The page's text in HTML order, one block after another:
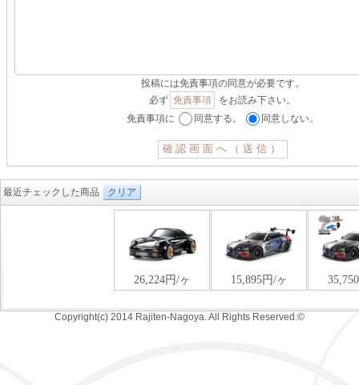
投稿には免責事項の同意が必要です。
必ず 免責事項
をお読み下さい。
免責事項に
同意する。 同意しない。
最近チェックした商品 クリア
Copyright(c) 2014 Rajiten-Nagoya. All Rights Reserved.©